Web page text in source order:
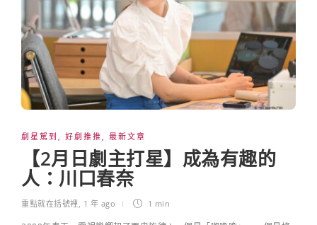
劇星駕到 好劇推推 最新文章
【2月日劇主打星】成為有趣的
人：川口春奈
重點就在括號裡 1 年 ago 1 min